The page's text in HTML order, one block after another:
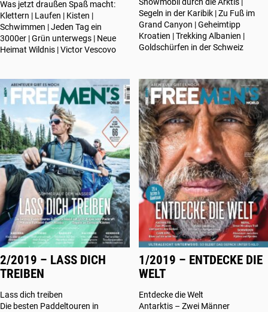
Was jetzt draußen Spaß macht:
Klettern | Laufen | Kisten |
Schwimmen | Jeden Tag ein
3000er | Grün unterwegs | Neue
Heimat Wildnis | Victor Vescovo
Segeln in der Karibik | Zu Fuß im
Grand Canyon | Geheimtipp
Kroatien | Trekking Albanien |
Goldschürfen in der Schweiz
2/2019 – LASS DICH
TREIBEN
Lass dich treiben
Die besten Paddeltouren in
1/2019 – ENTDECKE DIE
WELT
Entdecke die Welt
Antarktis – Zwei Männer